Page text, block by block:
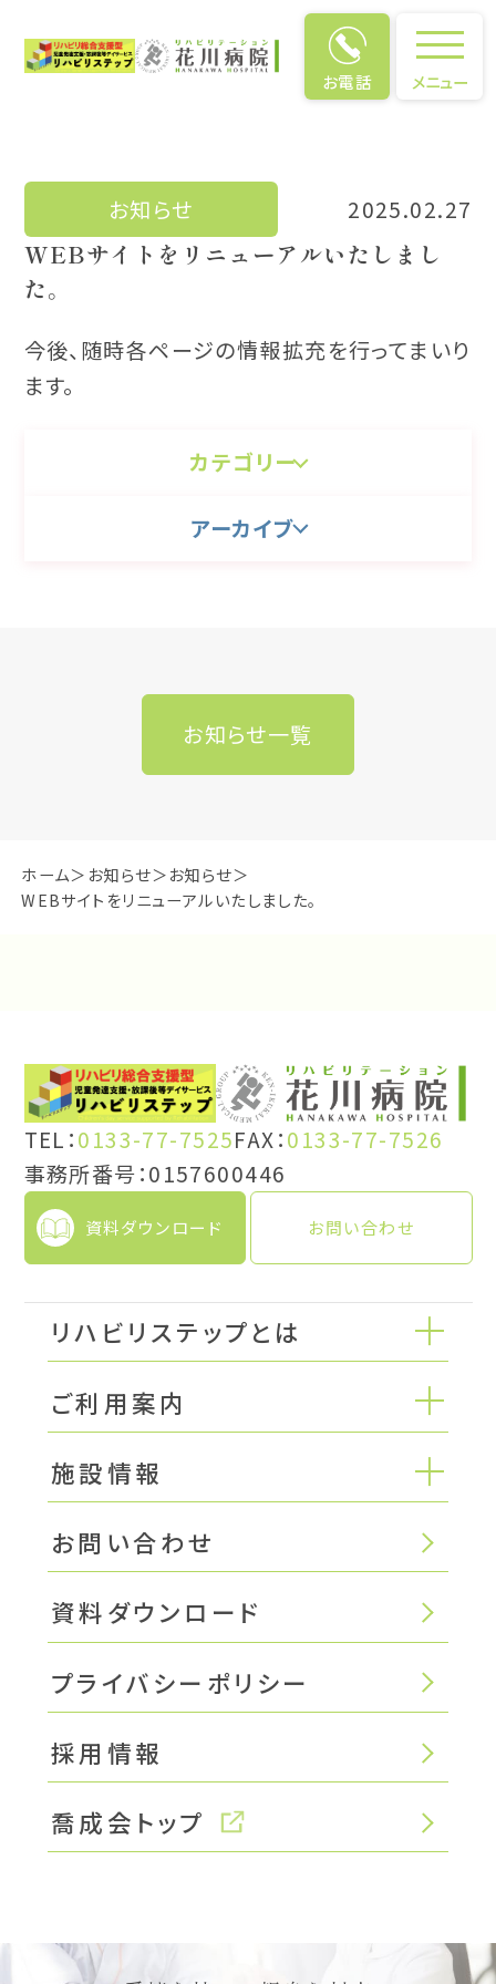
お電話 メニュー
ホーム お知らせ
お知らせ
WEBサイトをリニューアルいたしました。
カテゴリー
アーカイブ
お知らせ 2025.02.27
WEBサイトをリニューアルいたしまし
た。
今後、随時各ページの情報拡充を行ってまいり
ます。
お知らせ一覧
TEL：0133-77-7525FAX：0133-77-7526
事務所番号：0157600446
資料ダウンロード お問い合わせ
リハビリステップとは
ご利用案内
施設情報
お問い合わせ
資料ダウンロード
プライバシーポリシー
採用情報
喬成会トップ